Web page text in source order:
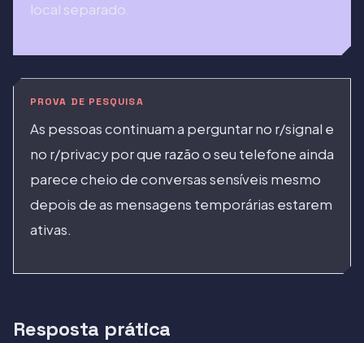
local separado.
PROVA DE PESQUISA
As pessoas continuam a perguntar no r/signal e
no r/privacy por que razão o seu telefone ainda
parece cheio de conversas sensíveis mesmo
depois de as mensagens temporárias estarem
ativas.
Resposta prática